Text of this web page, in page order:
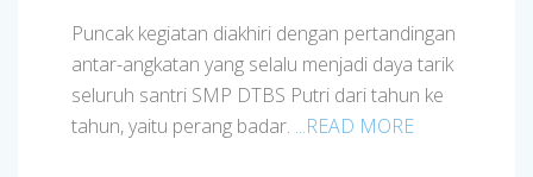
Puncak kegiatan diakhiri dengan pertandingan
antar-angkatan yang selalu menjadi daya tarik
seluruh santri SMP DTBS Putri dari tahun ke
tahun, yaitu perang badar. ...READ MORE